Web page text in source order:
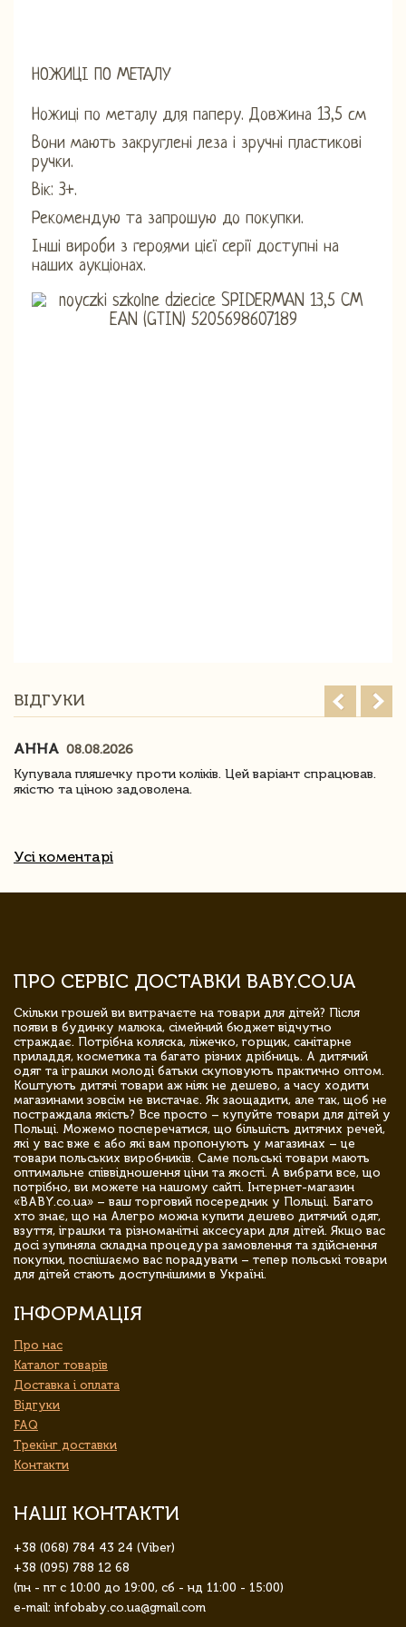
НОЖИЦІ ПО МЕТАЛУ
Ножиці по металу для паперу. Довжина 13,5 см
Вони мають закруглені леза і зручні пластикові
ручки.
Вік: 3+.
Рекомендую та запрошую до покупки.
Інші вироби з героями цієї серії доступні на
наших аукціонах.
ВІДГУКИ
АННА 08.08.2026
Купувала пляшечку проти коліків. Цей варіант спрацював.
якістю та ціною задоволена.
Усі коментарі
ПРО СЕРВІС ДОСТАВКИ BABY.CO.UA
Скільки грошей ви витрачаєте на товари для дітей? Після
появи в будинку малюка, сімейний бюджет відчутно
страждає. Потрібна коляска, ліжечко, горщик, санітарне
приладдя, косметика та багато різних дрібниць. А дитячий
одяг та іграшки молоді батьки скуповують практично оптом.
Коштують дитячі товари аж ніяк не дешево, а часу ходити
магазинами зовсім не вистачає. Як заощадити, але так, щоб не
постраждала якість? Все просто – купуйте товари для дітей у
Польщі. Можемо посперечатися, що більшість дитячих речей,
які у вас вже є або які вам пропонують у магазинах – це
товари польських виробників. Саме польські товари мають
оптимальне співвідношення ціни та якості. А вибрати все, що
потрібно, ви можете на нашому сайті. Інтернет-магазин
«BABY.co.ua» – ваш торговий посередник у Польщі. Багато
хто знає, що на Алегро можна купити дешево дитячий одяг,
взуття, іграшки та різноманітні аксесуари для дітей. Якщо вас
досі зупиняла складна процедура замовлення та здійснення
покупки, поспішаємо вас порадувати – тепер польські товари
для дітей стають доступнішими в Україні.
ІНФОРМАЦІЯ
Про нас
Каталог товарів
Доставка і оплата
Відгуки
FAQ
Трекінг доставки
Контакти
НАШІ КОНТАКТИ
+38 (068) 784 43 24 (Viber)
+38 (095) 788 12 68
(пн - пт с 10:00 до 19:00, сб - нд 11:00 - 15:00)
e-mail: infobaby.co.ua@gmail.com